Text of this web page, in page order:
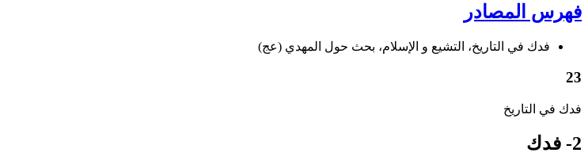
فهرس المصادر
فدك في التاريخ، التشيع و الإسلام، بحث حول المهدي (عج)
23
فدك في التاريخ‏
2- فدك‏